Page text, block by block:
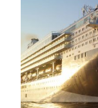
agrandie